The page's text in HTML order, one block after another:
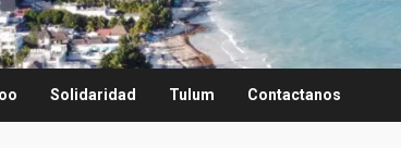
Solidaridad Tulum Contactanos